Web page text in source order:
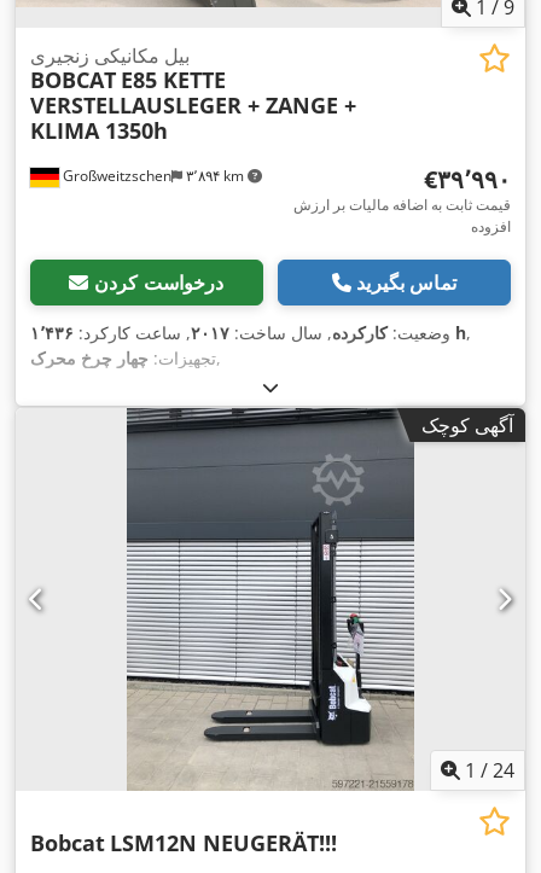
1 /9
Großweitzschen ۳٬۸۹۴ km
بیل مکانیکی زنجیری
BOBCAT E85 KETTE
VERSTELLAUSLEGER + ZANGE +
KLIMA 1350h
‎€۳۹٬۹۹۰
قیمت ثابت به اضافه مالیات بر ارزش
افزوده
درخواست کردن تماس بگیرید
وضعیت:کارکرده, سال ساخت: ۲۰۱۷, ساعت کارکرد: ۱٬۴۳۶ h,
تجهیزات: چهار چرخ محرک ,
آگهی کوچک
1 /24
Bobcat LSM12N NEUGERÄT!!!